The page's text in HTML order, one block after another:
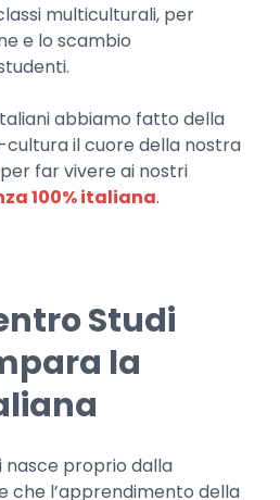
multiculturali, per
e lo scambio
abbiamo fatto della
il cuore della nostra
far vivere ai nostri
100% italiana.
Studi
la
nasce proprio dalla
che l’apprendimento della